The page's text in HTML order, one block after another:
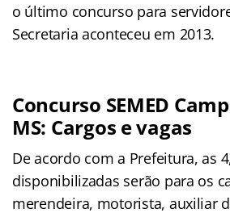
o último concurso para
Secretaria aconteceu em 2013.
Concurso SEMED
MS: Cargos e vagas
De acordo com a Prefeitura, as
disponibilizadas serão para os
merendeira, motorista, auxiliar